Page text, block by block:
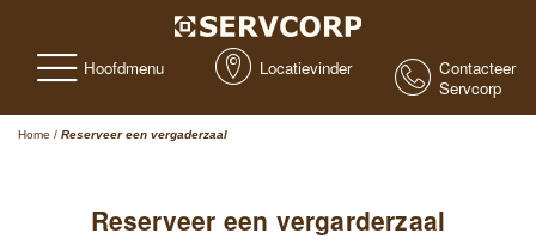
Hoofdmenu Locatievinder
Contacteer
Servcorp
Home / Reserveer een vergaderzaal
Reserveer een vergarderzaal